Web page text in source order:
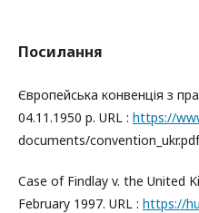
Посилання
Європейська конвенція з
04.11.1950 р. URL : https://
documents/convention_ukr.pdf
Case of Findlay v. the United
February 1997. URL : https://